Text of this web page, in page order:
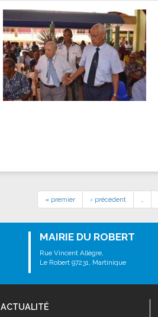
« premier ‹ précédent
MAIRIE DU ROBERT
Rue Vincent Allègre,
Le Robert 97231, Martinique
ACTUALITÉ